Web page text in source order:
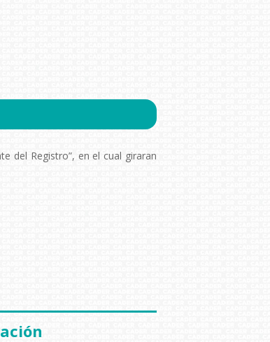
del Registro”, en el cual giraran